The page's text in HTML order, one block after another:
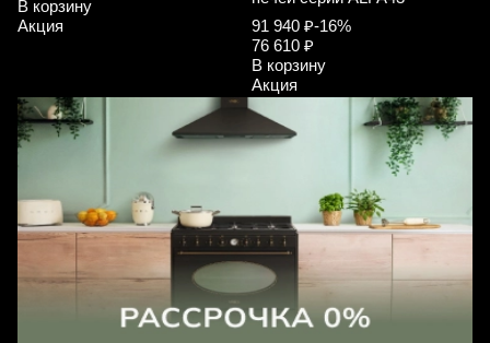
В корзину
Акция
91 940 ₽-16%
76 610 ₽
В корзину
Акция